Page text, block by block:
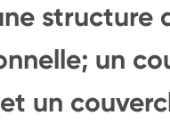
un
un